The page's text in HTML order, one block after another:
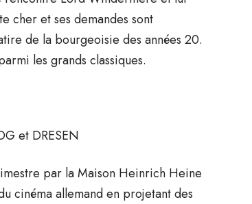
cher et ses demandes sont
de la bourgeoisie des années 20.
les grands classiques.
et DRESEN
par la Maison Heinrich Heine
cinéma allemand en projetant des